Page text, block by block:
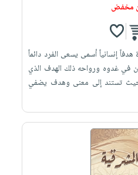
مخفض
هدفاً إنسانياً أسمى يسعى الفرد دائماً
في غدوه ورواحه ذلك الهدف الذي
تستند إلى معنى وهدف يضفي